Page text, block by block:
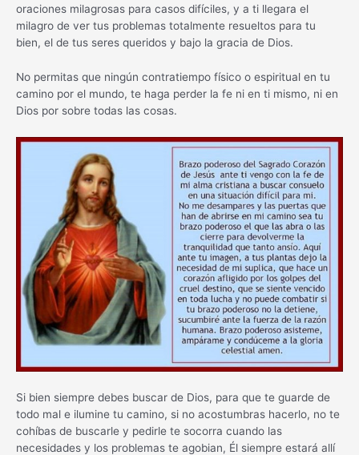
oraciones milagrosas para casos difíciles, y a ti llegara el
milagro de ver tus problemas totalmente resueltos para tu
bien, el de tus seres queridos y bajo la gracia de Dios.
No permitas que ningún contratiempo físico o espiritual en tu
camino por el mundo, te haga perder la fe ni en ti mismo, ni en
Dios por sobre todas las cosas.
Si bien siempre debes buscar de Dios, para que te guarde de
todo mal e ilumine tu camino, si no acostumbras hacerlo, no te
cohíbas de buscarle y pedirle te socorra cuando las
necesidades y los problemas te agobian, Él siempre estará allí